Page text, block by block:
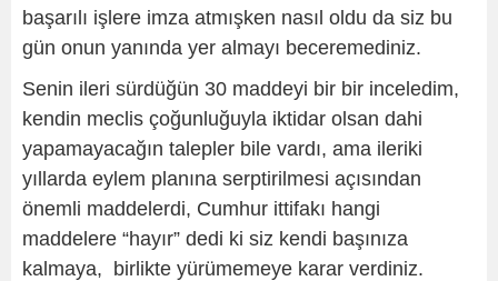
başarılı işlere imza atmışken nasıl oldu da siz bu
gün onun yanında yer almayı beceremediniz.
Senin ileri sürdüğün 30 maddeyi bir bir inceledim,
kendin meclis çoğunluğuyla iktidar olsan dahi
yapamayacağın talepler bile vardı, ama ileriki
yıllarda eylem planına serptirilmesi açısından
önemli maddelerdi, Cumhur ittifakı hangi
maddelere “hayır” dedi ki siz kendi başınıza
kalmaya, birlikte yürümemeye karar verdiniz.